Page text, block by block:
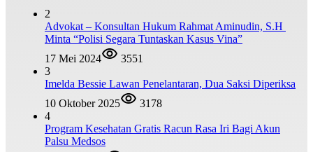
2
Advokat – Konsultan Hukum Rahmat Aminudin, S.H
Minta “Polisi Segara Tuntaskan Kasus Vina”
17 Mei 2024
3551
3
Imelda Bessie Lawan Penelantaran, Dua Saksi Diperiksa
10 Oktober 2025
3178
4
Program Kesehatan Gratis Racun Rasa Iri Bagi Akun
Palsu Medsos